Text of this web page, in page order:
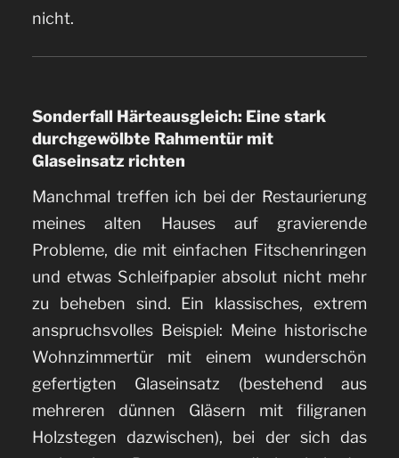
nicht.
Sonderfall Härteausgleich: Eine stark
durchgewölbte Rahmentür mit
Glaseinsatz richten
Manchmal treffen ich bei der Restaurierung
meines alten Hauses auf gravierende
Probleme, die mit einfachen Fitschenringen
und etwas Schleifpapier absolut nicht mehr
zu beheben sind. Ein klassisches, extrem
anspruchsvolles Beispiel: Meine historische
Wohnzimmertür mit einem wunderschön
gefertigten Glaseinsatz (bestehend aus
mehreren dünnen Gläsern mit filigranen
Holzstegen dazwischen), bei der sich das